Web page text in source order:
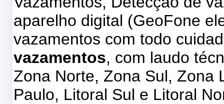
aparelho digital (GeoFone
vazamentos com todo
vazamentos, com laudo
Zona Norte, Zona Sul, Zona
Paulo, Litoral Sul e Litoral